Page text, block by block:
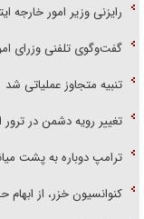
رایزنی وزیر امور خارجه
گفت‌وگوی تلفنی وزرای
تنبیه متجاوز عملیاتی شد
تغییر رویه دشمن در
ترامپ دوباره به پشت
کنوانسیون خزر، از ابهام